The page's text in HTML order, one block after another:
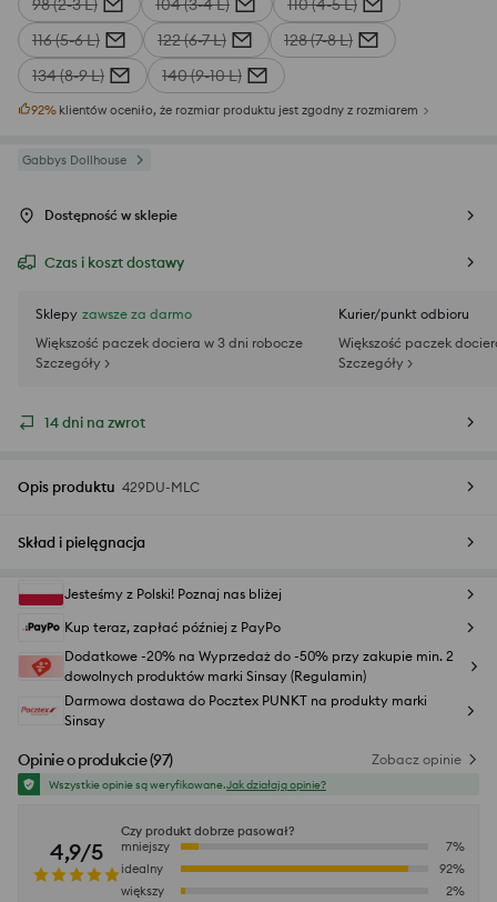
98 (2-3 L) 104 (3-4 L)
110 (4-5 L)
116 (5-6 L)
122 (6-7 L)
128 (7-8 L)
134 (8-9 L)
140 (9-10 L)
92% klientów oceniło, że rozmiar produktu jest zgodny z rozmiarem
Gabbys Dollhouse
Dostępność w sklepie
Czas i koszt dostawy
Sklepy zawsze za darmo
Większość paczek dociera w 3 dni robocze
Szczegóły >
Kurier/punkt odbioru
Większość paczek
Szczegóły >
14 dni na zwrot
Opis produktu 429DU-MLC
Skład i pielęgnacja
Jesteśmy z Polski! Poznaj nas bliżej
Kup teraz, zapłać później z PayPo
Dodatkowe -20% na Wyprzedaż do -50% przy zakupie min. 2
dowolnych produktów marki Sinsay (Regulamin)
Darmowa dostawa do Pocztex PUNKT na produkty marki
Sinsay
Opinie o produkcie(97) Zobacz opinie
Wszystkie opinie są weryfikowane.Jak działają opinie?
4,9/5
Czy produkt dobrze pasował?
mniejszy
7%
idealny
92%
większy
2%